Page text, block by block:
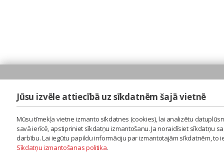
Jūsu izvēle attiecībā uz sīkdatnēm šajā vietnē
Mūsu tīmekļa vietne izmanto sīkdatnes (cookies), lai analizētu
savā ierīcē, apstipriniet sīkdatņu izmantošanu. Ja noraidīsiet sīkdatņu
darbību. Lai iegūtu papildu informāciju par izmantotajām sīkdatnēm,
Sīkdatņu izmantošanas politika.